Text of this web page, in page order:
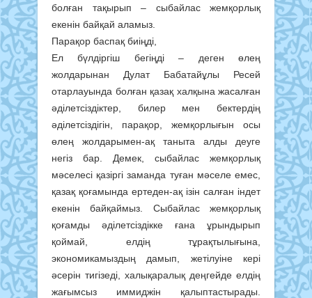
болған тақырып – сыбайлас жемқорлық
екенін байқай аламыз.
Парақор баспақ биіңді,
Ел бүлдіргіш бегіңді – деген өлең
жолдарынан Дулат Бабатайұлы Ресей
отарлауында болған қазақ халқына жасалған
әділетсіздіктер, билер мен бектердің
әділетсіздігін, парақор, жемқорлығын осы
өлең жолдарымен-ақ таныта алды деуге
негіз бар. Демек, сыбайлас жемқорлық
мәселесі қазіргі заманда туған мәселе емес,
қазақ қоғамында ертеден-ақ ізін салған індет
екенін байқаймыз. Сыбайлас жемқорлық
қоғамды әділетсіздікке ғана ұрындырып
қоймай, елдің тұрақтылығына,
экономикамыздың дамып, жетілуіне кері
әсерін тигізеді, халықаралық деңгейде елдің
жағымсыз иммиджін қалыптастырады.